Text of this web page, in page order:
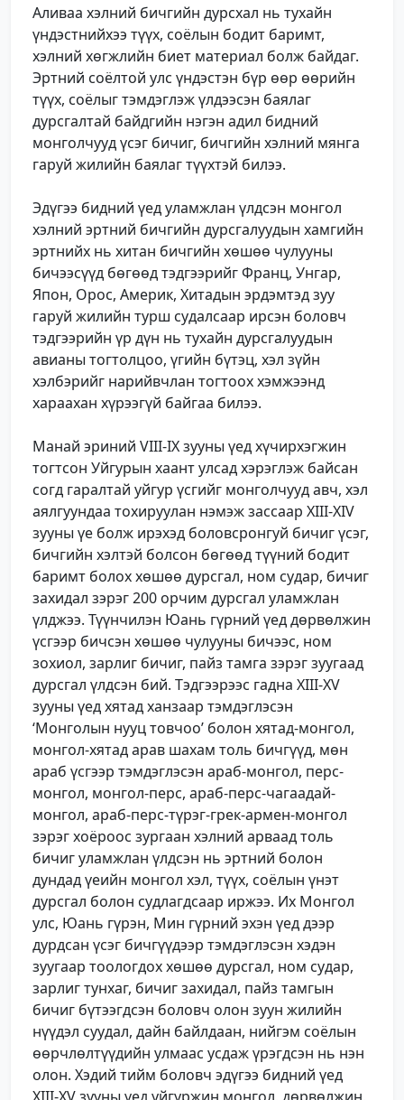
Аливаа хэлний бичгийн дурсхал нь тухайн
үндэстнийхээ түүх, соёлын бодит баримт,
хэлний хөгжлийн биет материал болж байдаг.
Эртний соёлтой улс үндэстэн бүр өөр өөрийн
түүх, соёлыг тэмдэглэж үлдээсэн баялаг
дурсгалтай байдгийн нэгэн адил бидний
монголчууд үсэг бичиг, бичгийн хэлний мянга
гаруй жилийн баялаг түүхтэй билээ.
Эдүгээ бидний үед уламжлан үлдсэн монгол
хэлний эртний бичгийн дурсгалуудын хамгийн
эртнийх нь хитан бичгийн хөшөө чулууны
бичээсүүд бөгөөд тэдгээрийг Франц, Унгар,
Япон, Орос, Америк, Хитадын эрдэмтэд зуу
гаруй жилийн турш судалсаар ирсэн боловч
тэдгээрийн үр дүн нь тухайн дурсгалуудын
авианы тогтолцоо, үгийн бүтэц, хэл зүйн
хэлбэрийг нарийвчлан тогтоох хэмжээнд
хараахан хүрээгүй байгаа билээ.
Манай эриний VIII-IX зууны үед хүчирхэгжин
тогтсон Уйгурын хаант улсад хэрэглэж байсан
согд гаралтай уйгур үсгийг монголчууд авч, хэл
аялгуундаа тохируулан нэмэж зассаар ХIII-ХIV
зууны үе болж ирэхэд боловсронгуй бичиг үсэг,
бичгийн хэлтэй болсон бөгөөд түүний бодит
баримт болох хөшөө дурсгал, ном судар, бичиг
захидал зэрэг 200 орчим дурсгал уламжлан
үлджээ. Түүнчилэн Юань гүрний үед дөрвөлжин
үсгээр бичсэн хөшөө чулууны бичээс, ном
зохиол, зарлиг бичиг, пайз тамга зэрэг зуугаад
дурсгал үлдсэн бий. Тэдгээрээс гадна ХIII-XV
зууны үед хятад ханзаар тэмдэглэсэн
‘Монголын нууц товчоо’ болон хятад-монгол,
монгол-хятад арав шахам толь бичгүүд, мөн
араб үсгээр тэмдэглэсэн араб-монгол, перс-
монгол, монгол-перс, араб-перс-чагаадай-
монгол, араб-перс-түрэг-грек-армен-монгол
зэрэг хоёроос зургаан хэлний арваад толь
бичиг уламжлан үлдсэн нь эртний болон
дундад үеийн монгол хэл, түүх, соёлын үнэт
дурсгал болон судлагдсаар иржээ. Их Монгол
улс, Юань гүрэн, Мин гүрний эхэн үед дээр
дурдсан үсэг бичгүүдээр тэмдэглэсэн хэдэн
зуугаар тоологдох хөшөө дурсгал, ном судар,
зарлиг тунхаг, бичиг захидал, пайз тамгын
бичиг бүтээгдсэн боловч олон зуун жилийн
нүүдэл суудал, дайн байлдаан, нийгэм соёлын
өөрчлөлтүүдийн улмаас усдаж үрэгдсэн нь нэн
олон. Хэдий тийм боловч эдүгээ бидний үед